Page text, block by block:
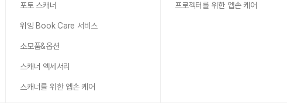
포토 스캐너
위잉 Book Care 서비스
소모품&옵션
스캐너 엑세서리
스캐너를 위한 엡손 케어
프로젝터를 위한 엡손 케어